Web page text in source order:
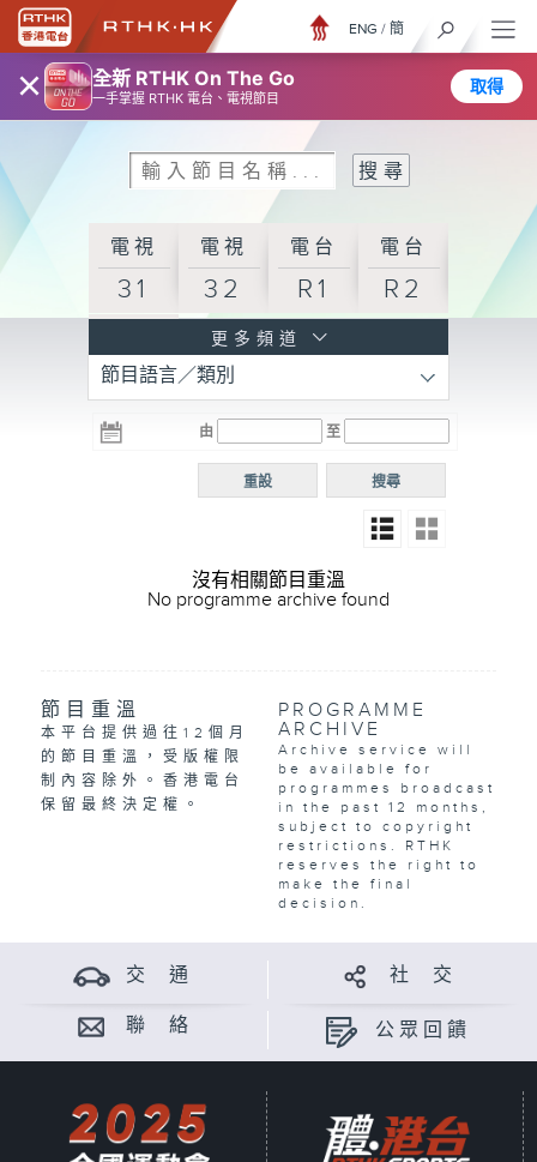
× 全新 RTHK On The Go
一手掌握 RTHK 電台、電視節目
取得
ENG / 簡
電視
31
電視
32
電台
R1
電台
R2
R3
電台 電台
R5
電台
普通
更多頻道
節目語言／類別
由 至
搜尋
重設
沒有相關節目重溫
No programme archive found
節目重溫
本平台提供過往12個月
的節目重溫，受版權限
制內容除外。香港電台
保留最終決定權。
PROGRAMME
ARCHIVE
Archive service will
be available for
programmes broadcast
in the past 12 months,
subject to copyright
restrictions. RTHK
reserves the right to
make the final
decision.
交 通 社 交
聯 絡 公眾回饋